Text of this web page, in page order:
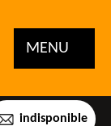
MENU
indisponible